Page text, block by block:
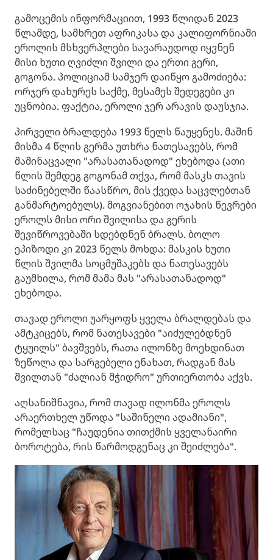
გამოცემის ინფორმაციით, 1993 წლიდან 2023
წლამდე, სამხრეთ აფრიკასა და კალიფორნიაში
ეროლის მსხვერპლები სავარაუდოდ იყვნენ
მისი ხუთი ღვიძლი შვილი და ერთი გერი,
გოგონა. პოლიციამ სამჯერ დაიწყო გამოძიება:
ორჯერ დახურეს საქმე, მესამეს შედეგები კი
უცნობია. ფაქტია, ეროლი ჯერ არავის დაუსჯია.
პირველი ბრალდება 1993 წელს წაუყენეს. მაშინ
მისმა 4 წლის გერმა უთხრა ნათესავებს, რომ
მამინაცვალი "არასათანადოდ" ეხებოდა (ათი
წლის შემდეგ გოგონამ თქვა, რომ მასკს თავის
საძინებელში წაასწრო, მის ქვედა საცვლებთან
განმარტოებულს). მოგვიანებით ოჯახის წევრები
ეროლს მისი ორი შვილისა და გერის
შევიწროვებაში სდებდნენ ბრალს. ბოლო
ეპიზოდი კი 2023 წელს მოხდა: მასკის ხუთი
წლის შვილმა სოცმუშაკებს და ნათესავებს
გაუმხილა, რომ მამა მას "არასათანადოდ"
ეხებოდა.
თავად ეროლი უარყოფს ყველა ბრალდებას და
ამტკიცებს, რომ ნათესავები "აიძულებდნენ
ტყუილს" ბავშვებს, რათა ილონზე მოეხდინათ
ზეწოლა და სარგებელი ენახათ, რადგან მას
შვილთან "ძალიან მჭიდრო" ურთიერთობა აქვს.
აღსანიშნავია, რომ თავად ილონმა ეროლს
არაერთხელ უწოდა "საშინელი ადამიანი",
რომელსაც "ჩაუდენია თითქმის ყველანაირი
ბოროტება, რის წარმოდგენაც კი შეიძლება".